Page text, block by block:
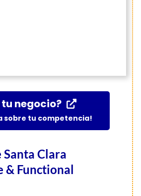
tu negocio?
sobre tu competencia!
Clara
& Functional